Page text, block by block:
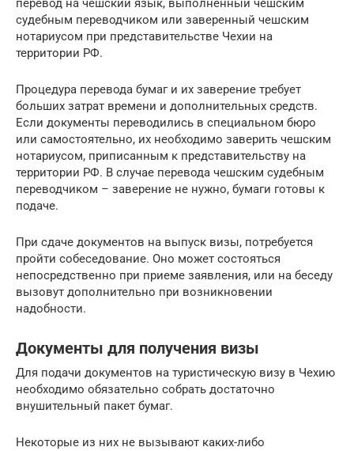
перевод на чешский язык, выполненный чешским
судебным переводчиком или заверенный чешским
нотариусом при представительстве Чехии на
территории РФ.
Процедура перевода бумаг и их заверение требует
больших затрат времени и дополнительных средств.
Если документы переводились в специальном бюро
или самостоятельно, их необходимо заверить чешским
нотариусом, приписанным к представительству на
территории РФ. В случае перевода чешским судебным
переводчиком – заверение не нужно, бумаги готовы к
подаче.
При сдаче документов на выпуск визы, потребуется
пройти собеседование. Оно может состояться
непосредственно при приеме заявления, или на беседу
вызовут дополнительно при возникновении
надобности.
Документы для получения визы
Для подачи документов на туристическую визу в Чехию
необходимо обязательно собрать достаточно
внушительный пакет бумаг.
Некоторые из них не вызывают каких-либо